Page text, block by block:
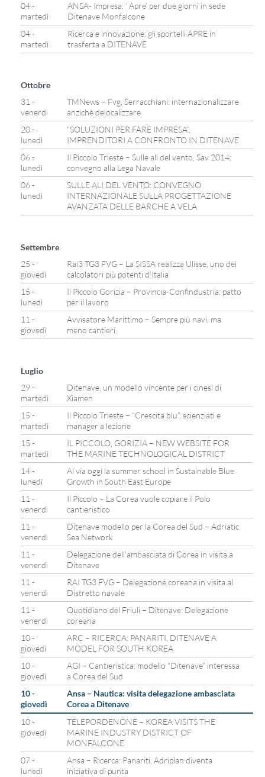
04 -
martedì
ANSA- Impresa: ‘ Apre’ per due giorni in sede
Ditenave Monfalcone
04 -
martedì
Ricerca e innovazione: gli sportelli APRE in
trasferta a DITENAVE
Ottobre
31 -
venerdì
TMNews – Fvg, Serracchiani: internazionalizzare
anzichè delocalizzare
20 -
lunedì
“SOLUZIONI PER FARE IMPRESA”,
IMPRENDITORI A CONFRONTO IN DITENAVE
06 -
lunedì
Il Piccolo Trieste – Sulle ali del vento, Sav 2014:
convegno alla Lega Navale
06 -
lunedì
SULLE ALI DEL VENTO: CONVEGNO
INTERNAZIONALE SULLA PROGETTAZIONE
AVANZATA DELLE BARCHE A VELA
Settembre
25 -
giovedì
Rai3 TG3 FVG – La SISSA realizza Ulisse, uno dei
calcolatori più potenti d’Italia
15 -
lunedì
Il Piccolo Gorizia – Provincia-Confindustria: patto
per il lavoro
11 -
giovedì
Avvisatore Marittimo – Sempre più navi, ma
meno cantieri
Luglio
29 -
martedì
Ditenave, un modello vincente per i cinesi di
Xiamen
15 -
martedì
Il Piccolo Trieste – “Crescita blu”, scienziati e
manager a lezione
15 -
martedì
IL PICCOLO, GORIZIA – NEW WEBSITE FOR
THE MARINE TECHNOLOGICAL DISTRICT
14 -
lunedì
Al via oggi la summer school in Sustainable Blue
Growth in South East Europe
11 -
venerdì
Il Piccolo – La Corea vuole copiare il Polo
cantieristico
11 -
venerdì
Ditenave modello per la Corea del Sud – Adriatic
Sea Network
11 -
venerdì
Delegazione dell’ambasciata di Corea in visita a
Ditenave
11 -
venerdì
RAI TG3 FVG – Delegazione coreana in visita al
Distretto navale
11 -
venerdì
Quotidiano del Friuli – Ditenave: Delegazione
coreana
10 -
giovedì
ARC – RICERCA: PANARITI, DITENAVE A
MODEL FOR SOUTH KOREA
10 -
giovedì
AGI – Cantieristica: modello “Ditenave” interessa
a Corea del Sud
10 -
giovedì
Ansa – Nautica: visita delegazione ambasciata
Corea a Ditenave
10 -
giovedì
TELEPORDENONE – KOREA VISITS THE
MARINE INDUSTRY DISTRICT OF
MONFALCONE
07 -
lunedì
Ansa – Ricerca: Panariti, Adriplan diventa
iniziativa di punta